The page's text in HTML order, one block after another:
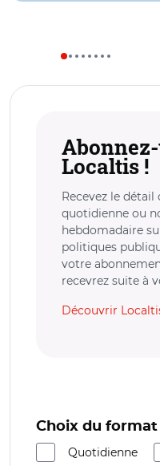
Localtis !
Recevez le
quotidienne ou
hebdomadaire
politiques
votre
recevrez suite à
Découvrir
Choix du format
Quotidienne